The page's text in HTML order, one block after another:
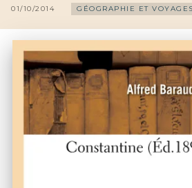
01/10/2014 GÉOGRAPHIE ET VOYAGES